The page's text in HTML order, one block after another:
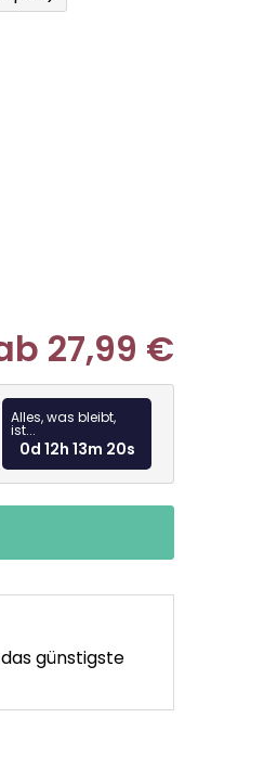
27,99 €
Alles, was bleibt,
ist...
0d 12h 13m 19s
günstigste